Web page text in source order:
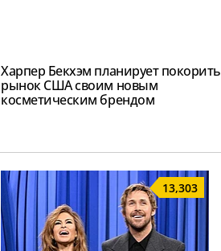
Харпер Бекхэм планирует покорить
рынок США своим новым
косметическим брендом
13,303